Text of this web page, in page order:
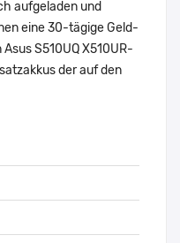
aufgeladen und
eine 30-tägige Geld-
S510UQ X510UR-
der auf den